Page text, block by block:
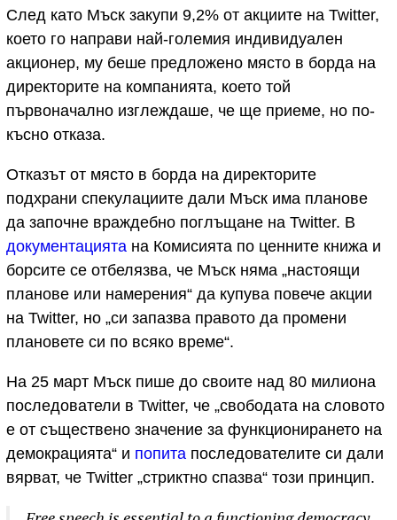
След като Мъск закупи 9,2% от акциите на Twitter,
което го направи най-големия индивидуален
акционер, му беше предложено място в борда на
директорите на компанията, което той
първоначално изглеждаше, че ще приеме, но по-
късно отказа.
Отказът от място в борда на директорите
подхрани спекулациите дали Мъск има планове
да започне враждебно поглъщане на Twitter. В
документацията на Комисията по ценните книжа и
борсите се отбелязва, че Мъск няма „настоящи
планове или намерения“ да купува повече акции
на Twitter, но „си запазва правото да промени
плановете си по всяко време“.
На 25 март Мъск пише до своите над 80 милиона
последователи в Twitter, че „свободата на словото
е от съществено значение за функционирането на
демокрацията“ и попита последователите си дали
вярват, че Twitter „стриктно спазва“ този принцип.